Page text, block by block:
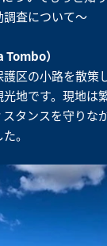
査について～
）
区の小路を散策
地です。現地は
タンスを守りな
。